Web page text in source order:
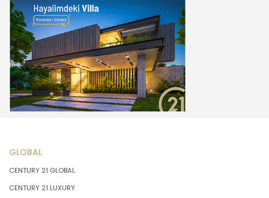
GLOBAL
CENTURY 21 GLOBAL
CENTURY 21 LUXURY